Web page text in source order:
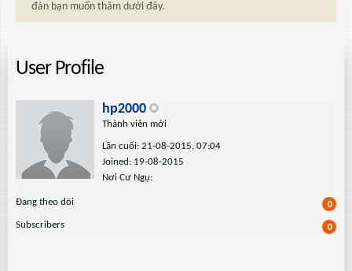
đàn bạn muốn thăm dưới đây.
User Profile
hp2000
Thành viên mới
Lần cuối: 21-08-2015, 07:04
Joined: 19-08-2015
Nơi Cư Ngụ:
Ðang theo dõi 0
Subscribers 0